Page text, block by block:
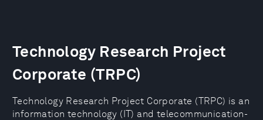
Technology Research Project
Corporate (TRPC)
Technology Research Project Corporate (TRPC) is an
information technology (IT) and telecommunication-